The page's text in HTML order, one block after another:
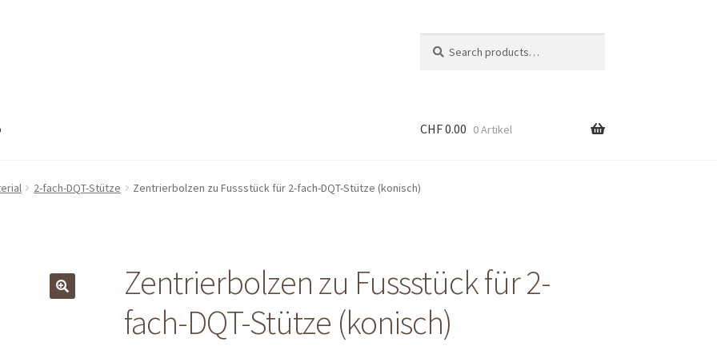
nach:
Mein Konto Shop Warenkorb Warenkorb Warenkorb
CHF0.00 0 Artikel
2-fach-DQT-Stütze Zentrierbolzen zu Fussstück für 2-fach-DQT-Stütze (konisch)
Zentrierbolzen zu Fussstück für 2-
fach-DQT-Stütze (konisch)